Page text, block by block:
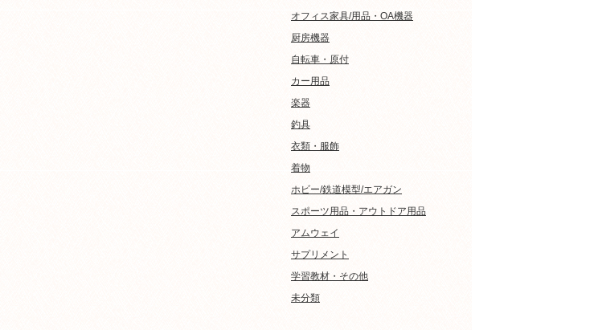
オフィス家具/用品・OA機器
厨房機器
自転車・原付
カー用品
楽器
釣具
衣類・服飾
着物
ホビー/鉄道模型/エアガン
スポーツ用品・アウトドア用品
アムウェイ
サプリメント
学習教材・その他
未分類